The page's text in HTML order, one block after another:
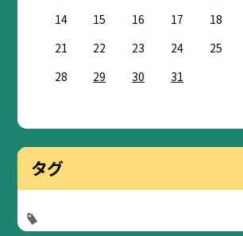
14
15 16 17 18
21
22 23 24 25
28
29 30 31
タグ